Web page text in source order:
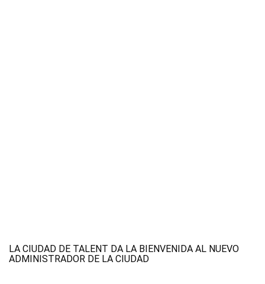
LA CIUDAD DE TALENT DA LA BIENVENIDA AL NUEVO
ADMINISTRADOR DE LA CIUDAD